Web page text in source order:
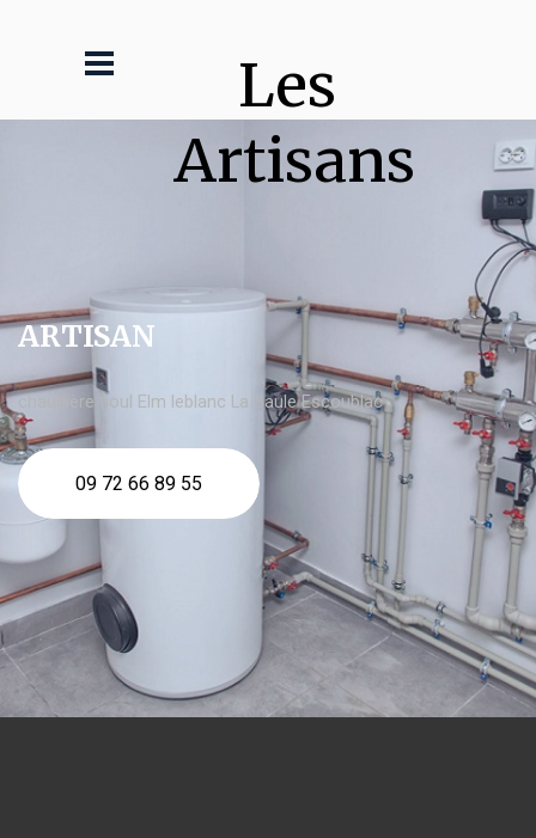
Les
Artisans
ARTISAN
chaudière fioul Elm leblanc La Baule Escoublac
09 72 66 89 55